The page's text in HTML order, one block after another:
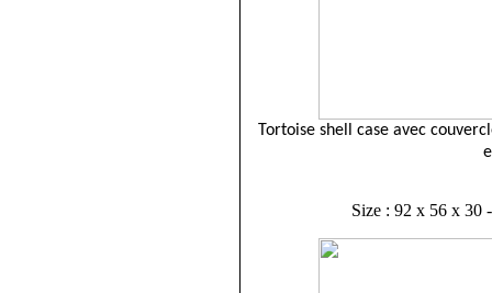
Tortoise shell case avec
Size : 92 x 56 x 30